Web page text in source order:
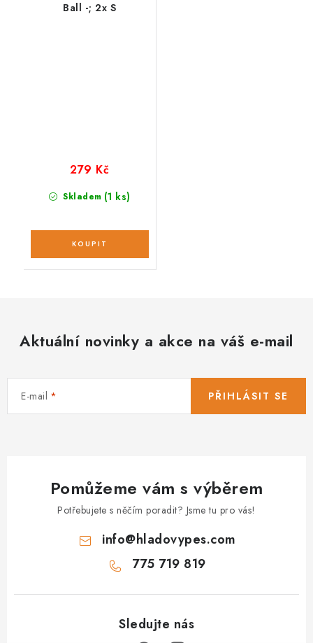
Ball -; 2x S
Skladem (1 ks)
279 Kč
Aktuální novinky a akce na váš e-mail
E-mail PŘIHLÁSIT SE
Pomůžeme vám s výběrem
Potřebujete s něčím poradit? Jsme tu pro vás!
info@hladovypes.com
775 719 819